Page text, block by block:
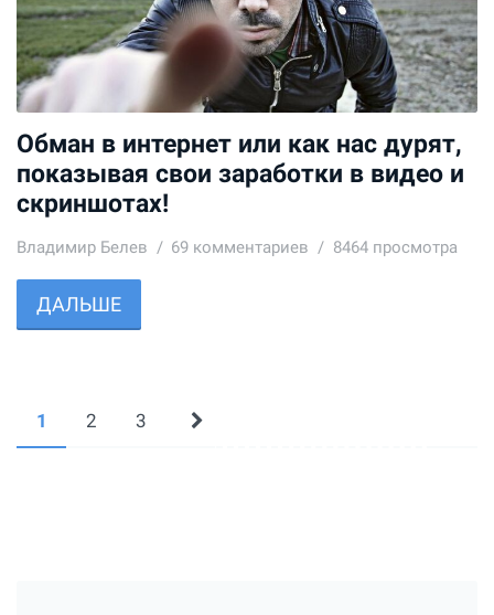
Обман в интернет или как нас дурят,
показывая свои заработки в видео и
скриншотах!
Владимир Белев 69 комментариев 8464 просмотра
ДАЛЬШЕ
1 2 3